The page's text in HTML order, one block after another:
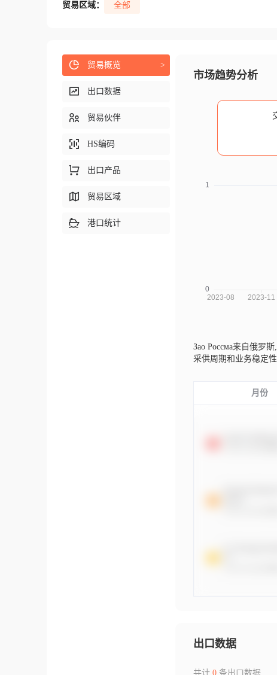
贸易区域： 全部
市场趋势分析
Зао Россма来自俄罗斯,
采供周期和业务稳定性
月份
出口数据
共计 0条出口数据
贸易概览 >
出口数据
贸易伙伴
HS编码
出口产品
贸易区域
港口统计